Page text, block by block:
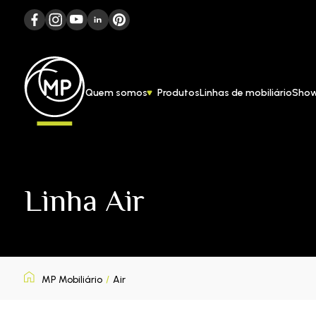
Quem somos ProdutosLinhas de mobiliário
Linha Air
MP Mobiliário / Air